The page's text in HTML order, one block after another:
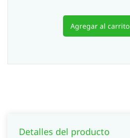
Agregar al carrito
Detalles del producto